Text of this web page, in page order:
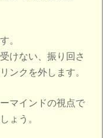
。
けない、振り回さ
ンクを外します。
マインドの視点で
ょう。